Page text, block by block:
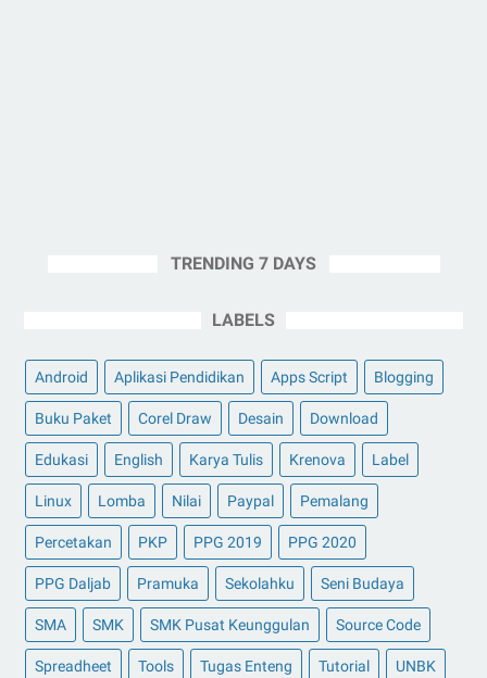
TRENDING 7 DAYS
LABELS
Android Aplikasi Pendidikan Apps Script Blogging
Buku Paket Corel Draw Desain Download
Edukasi English Karya Tulis Krenova Label
Linux Lomba Nilai Paypal Pemalang
Percetakan PKP PPG 2019 PPG 2020
PPG Daljab Pramuka Sekolahku Seni Budaya
SMA SMK SMK Pusat Keunggulan Source Code
Spreadheet Tools Tugas Enteng Tutorial UNBK